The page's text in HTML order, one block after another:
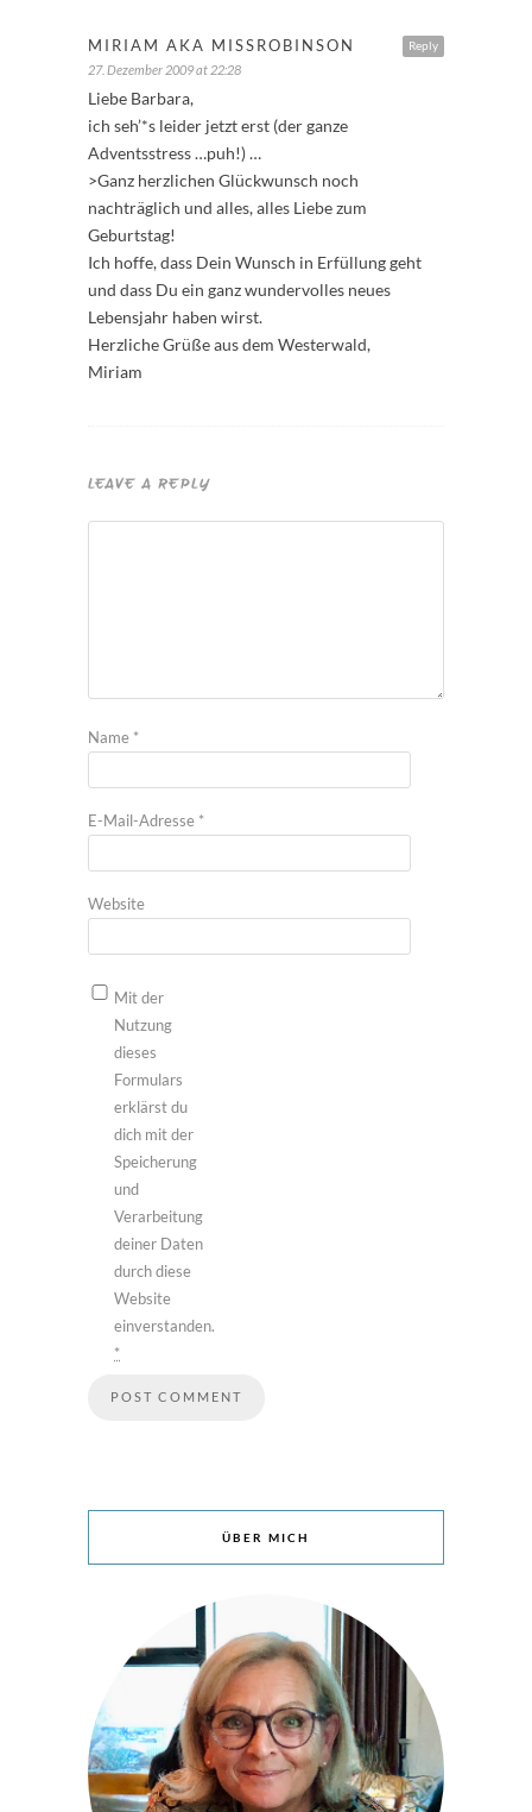
Reply
MIRIAM AKA MISSROBINSON
27. Dezember 2009 at 22:28
Liebe Barbara,
ich seh’*s leider jetzt erst (der ganze
Adventsstress …puh!) …
>Ganz herzlichen Glückwunsch noch
nachträglich und alles, alles Liebe zum
Geburtstag!
Ich hoffe, dass Dein Wunsch in Erfüllung geht
und dass Du ein ganz wundervolles neues
Lebensjahr haben wirst.
Herzliche Grüße aus dem Westerwald,
Miriam
LEAVE A REPLY
Name *
E-Mail-Adresse *
Website
Mit der
Nutzung
dieses
Formulars
erklärst du
dich mit der
Speicherung
und
Verarbeitung
deiner Daten
durch diese
Website
einverstanden.
*
ÜBER MICH